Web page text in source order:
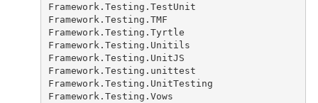
Framework.Testing.TestUnit
Framework.Testing.TMF
Framework.Testing.Tyrtle
Framework.Testing.Unitils
Framework.Testing.UnitJS
Framework.Testing.unittest
Framework.Testing.UnitTesting
Framework.Testing.Vows